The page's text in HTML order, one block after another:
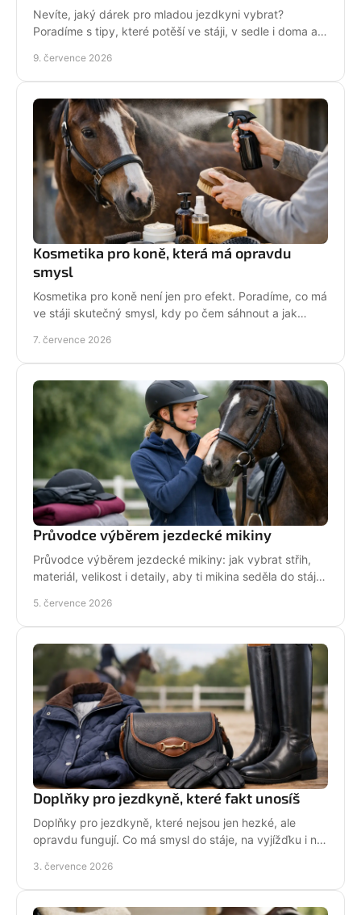
Nevíte, jaký dárek pro mladou jezdkyni vybrat?
Poradíme s tipy, které potěší ve stáji, v sedle i doma a
9. července 2026
Kosmetika pro koně, která má opravdu
smysl
Kosmetika pro koně není jen pro efekt. Poradíme, co má
ve stáji skutečný smysl, kdy po čem sáhnout a jak
7. července 2026
Průvodce výběrem jezdecké mikiny
Průvodce výběrem jezdecké mikiny: jak vybrat střih,
materiál, velikost i detaily, aby ti mikina seděla do stáje,
5. července 2026
Doplňky pro jezdkyně, které fakt unosíš
Doplňky pro jezdkyně, které nejsou jen hezké, ale
opravdu fungují. Co má smysl do stáje, na vyjížďku i na
3. července 2026